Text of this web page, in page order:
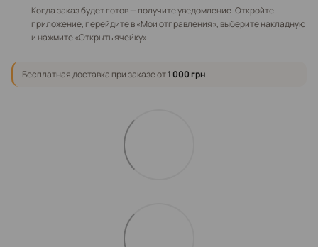
Когда заказ будет готов — получите уведомление. Откройте
приложение, перейдите в «Мои отправления», выберите накладную
и нажмите «Открыть ячейку».
Бесплатная доставка при заказе от1 000 грн